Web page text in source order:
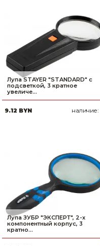
Лупа STAYER ″STANDARD″ с
подсветкой, 3 кратное
увеличе...
9.12 BYN наличие:
Лупа ЗУБР ″ЭКСПЕРТ″, 2-х
компонентный корпус, 3
кратно...